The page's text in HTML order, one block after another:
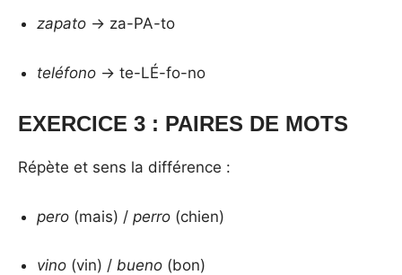
zapato → za-PA-to
teléfono → te-LÉ-fo-no
EXERCICE 3 : PAIRES DE MOTS
Répète et sens la différence :
pero (mais) /perro (chien)
vino (vin) /bueno (bon)